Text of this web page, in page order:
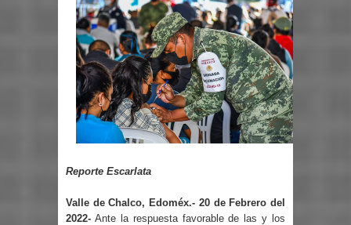
Reporte Escarlata
Valle de Chalco, Edoméx.- 20 de Febrero del
2022- Ante la respuesta favorable de las y los